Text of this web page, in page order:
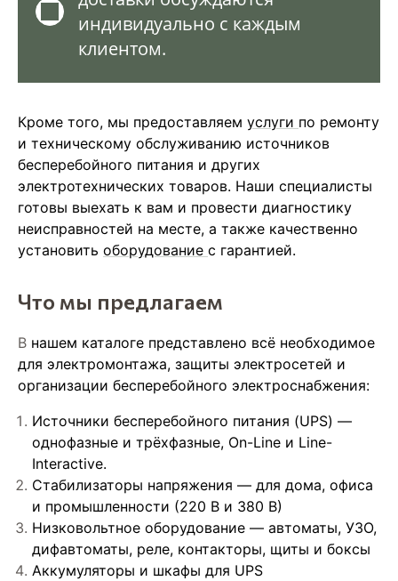
индивидуально с каждым
клиентом.
Кроме того, мы предоставляем услуги по ремонту
и техническому обслуживанию источников
бесперебойного питания и других
электротехнических товаров. Наши специалисты
готовы выехать к вам и провести диагностику
неисправностей на месте, а также качественно
установить оборудование с гарантией.
Что мы предлагаем
В нашем каталоге представлено всё необходимое
для электромонтажа, защиты электросетей и
организации бесперебойного электроснабжения:
Источники бесперебойного питания (UPS) —
однофазные и трёхфазные, On-Line и Line-
Interactive.
Стабилизаторы напряжения — для дома, офиса
и промышленности (220 В и 380 В)
Низковольтное оборудование — автоматы, УЗО,
дифавтоматы, реле, контакторы, щиты и боксы
Аккумуляторы и шкафы для UPS